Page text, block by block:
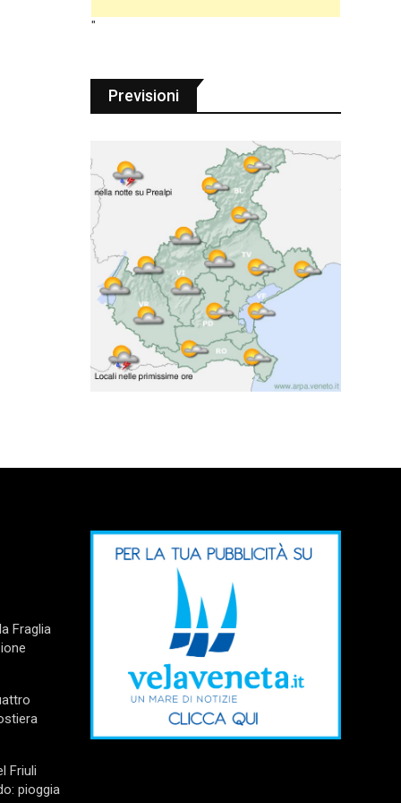
"
Previsioni
Fraglia
Friuli
pioggia